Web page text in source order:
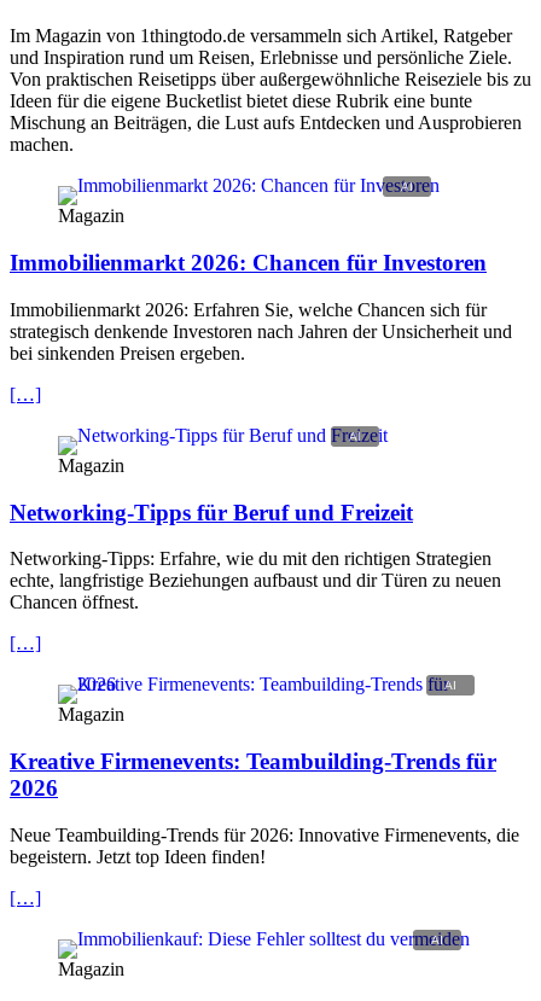
Im Magazin von 1thingtodo.de versammeln sich Artikel, Ratgeber
und Inspiration rund um Reisen, Erlebnisse und persönliche Ziele.
Von praktischen Reisetipps über außergewöhnliche Reiseziele bis zu
Ideen für die eigene Bucketlist bietet diese Rubrik eine bunte
Mischung an Beiträgen, die Lust aufs Entdecken und Ausprobieren
machen.
Magazin
Immobilienmarkt 2026: Chancen für Investoren
Immobilienmarkt 2026: Erfahren Sie, welche Chancen sich für
strategisch denkende Investoren nach Jahren der Unsicherheit und
bei sinkenden Preisen ergeben.
[…]
Magazin
Networking-Tipps für Beruf und Freizeit
Networking-Tipps: Erfahre, wie du mit den richtigen Strategien
echte, langfristige Beziehungen aufbaust und dir Türen zu neuen
Chancen öffnest.
[…]
Magazin
Kreative Firmenevents: Teambuilding-Trends für
2026
Neue Teambuilding-Trends für 2026: Innovative Firmenevents, die
begeistern. Jetzt top Ideen finden!
[…]
Magazin